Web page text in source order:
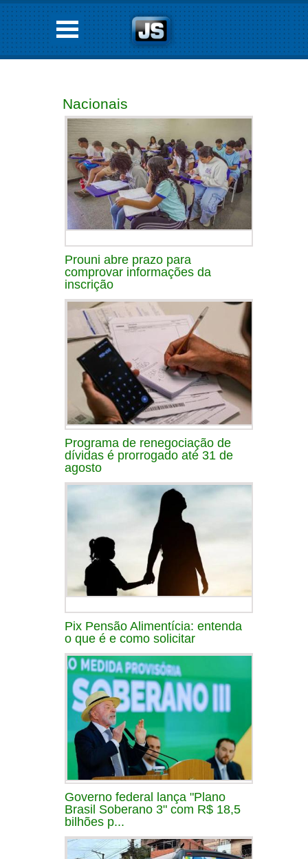
Nacionais
Prouni abre prazo para
comprovar informações da
inscrição
Programa de renegociação de
dívidas é prorrogado até 31 de
agosto
Pix Pensão Alimentícia: entenda
o que é e como solicitar
Governo federal lança "Plano
Brasil Soberano 3" com R$ 18,5
bilhões p...